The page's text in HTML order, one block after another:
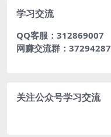
学习交流
QQ客服：312869007
网赚交流群：37294287
关注公众号学习交流